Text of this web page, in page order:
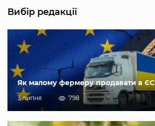
Вибір редакції
Як малому фермеру продавати в ЄС
3 липня 798